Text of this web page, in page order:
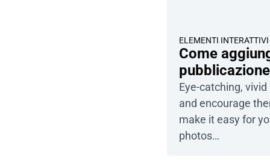
ELEMENTI INTERATTIVI
Come
Eye-catching,
and encourage
make it easy for
photos…